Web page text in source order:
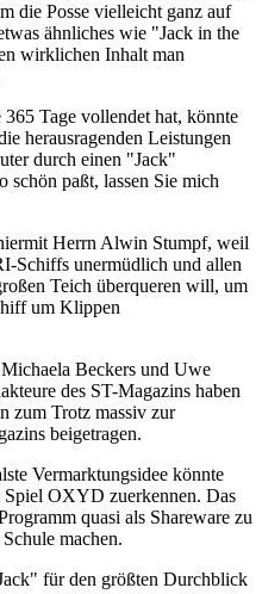
die Posse vielleicht ganz auf
ähnliches wie "Jack in the
wirklichen Inhalt man
Tage vollendet hat, könnte
herausragenden Leistungen
durch einen "Jack"
schön paßt, lassen Sie mich
Herrn Alwin Stumpf, weil
Schiffs unermüdlich und allen
Teich überqueren will, um
um Klippen
Beckers und Uwe
des ST-Magazins haben
zum Trotz massiv zur
beigetragen.
Vermarktungsidee könnte
OXYD zuerkennen. Das
quasi als Shareware zu
machen.
für den größten Durchblick